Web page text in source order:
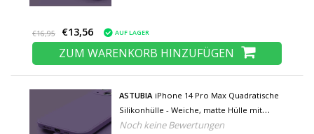
€16,95 €13,56 AUF LAGER
ZUM WARENKORB HINZUFÜGEN
ASTUBIA iPhone 14 Pro Max Quadratische
Silikonhülle - Weiche, matte Hülle mit
flüssiger Abdeckung Lila
Noch keine Bewertungen